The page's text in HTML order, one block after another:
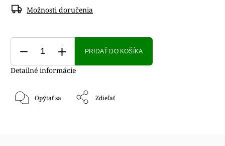
Možnosti doručenia
PRIDAŤ DO KOŠÍKA
Detailné informácie
Opýtať sa Zdieľať